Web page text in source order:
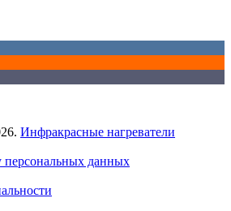
Инфракрасные нагреватели
персональных данных